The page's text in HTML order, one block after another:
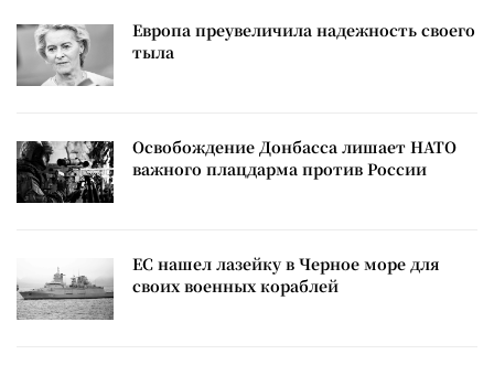
Европа преувеличила надежность своего
тыла
Освобождение Донбасса лишает НАТО
важного плацдарма против России
ЕС нашел лазейку в Черное море для
своих военных кораблей